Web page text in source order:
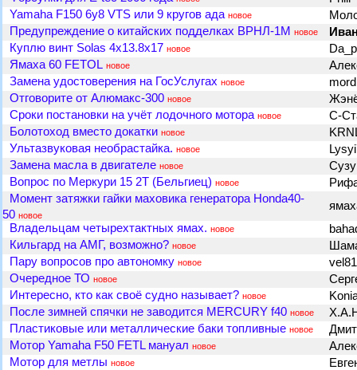
Yamaha F150 6y8 VTS или 9 кругов ада новое
Предупреждение о китайских подделках ВРНЛ-1М новое
Куплю винт Solas 4х13.8х17 новое
Ямаха 60 FETOL новое
Замена удостоверения на ГосУслугах новое
Отговорите от Алюмакс-300 новое
Сроки постановки на учёт лодочного мотора новое
С-
Болотоход вместо докатки новое
Ультазвуковая необрастайка. новое
Замена масла в двигателе новое
Вопрос по Меркури 15 2Т (Бельгиец) новое
Момент затяжки гайки маховика генератора Honda40-
50 новое
Владельцам четырехтактных ямах. новое
Кильгард на АМГ, возможно? новое
Пару вопросов про автономку новое
Очередное ТО новое
Интересно, кто как своё судно называет? новое
После зимней спячки не заводится MERCURY f40 новое
Пластиковые или металлические баки топливные новое
Мотор Yamaha F50 FETL мануал новое
Мотор для метлы новое